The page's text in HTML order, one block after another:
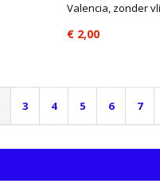
Valencia, zonder
€ 2,00
3 4 5 6 7